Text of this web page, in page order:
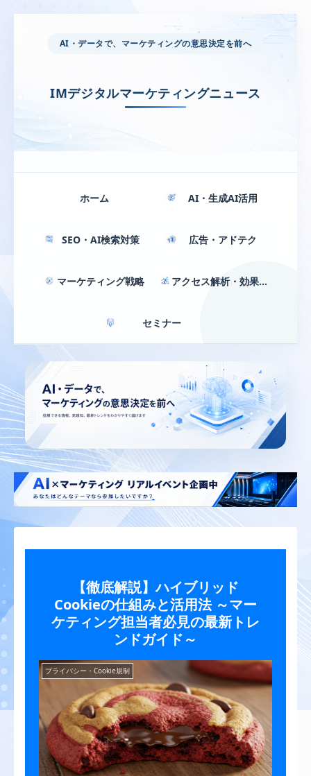
AI・データで、マーケティングの意思決定を前へ
IMデジタルマーケティングニュース
ホーム AI・生成AI活用
SEO・AI検索対策 広告・アドテク
マーケティング戦略 アクセス解析・効果測定
セミナー
【徹底解説】ハイブリッド
Cookieの仕組みと活用法 ～マー
ケティング担当者必見の最新トレ
ンドガイド～
プライバシー・Cookie規制